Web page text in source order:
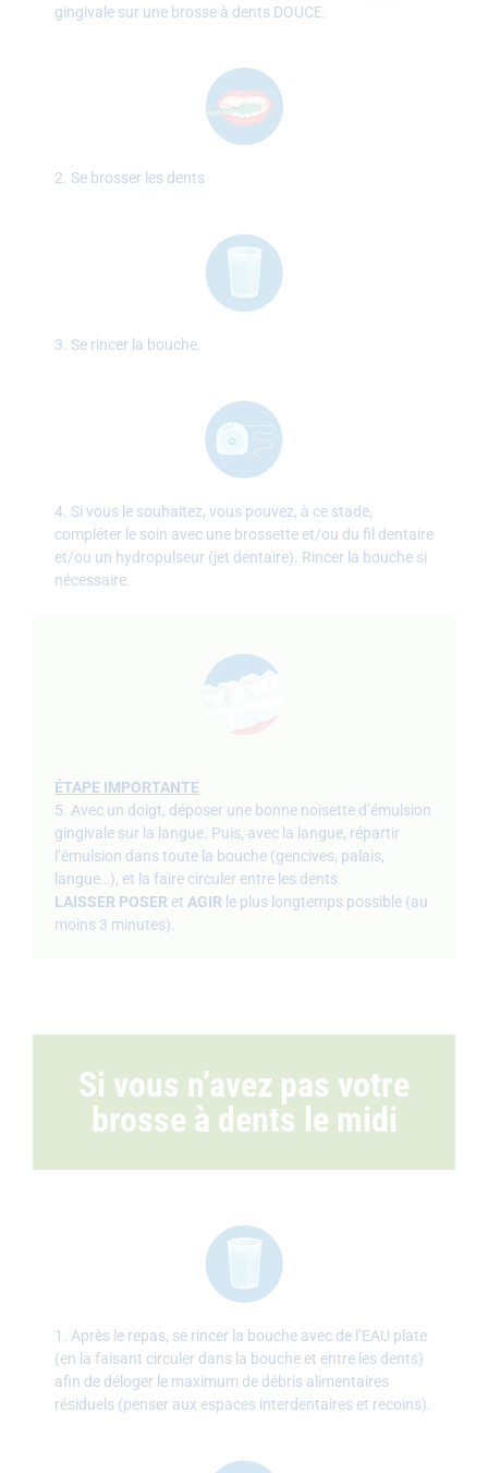
gingivale sur une brosse à dents DOUCE.
2. Se brosser les dents
3. Se rincer la bouche.
4. Si vous le souhaitez, vous pouvez, à ce stade,
compléter le soin avec une brossette et/ou du fil dentaire
et/ou un hydropulseur (jet dentaire). Rincer la bouche si
nécessaire.
ÉTAPE IMPORTANTE
5. Avec un doigt, déposer une bonne noisette d’émulsion
gingivale sur la langue. Puis, avec la langue, répartir
l’émulsion dans toute la bouche (gencives, palais,
langue…), et la faire circuler entre les dents.
LAISSER POSER et AGIR le plus longtemps possible (au
moins 3 minutes).
Si vous n’avez pas votre
brosse à dents le midi
1. Après le repas, se rincer la bouche avec de l’EAU plate
(en la faisant circuler dans la bouche et entre les dents)
afin de déloger le maximum de débris alimentaires
résiduels (penser aux espaces interdentaires et recoins).